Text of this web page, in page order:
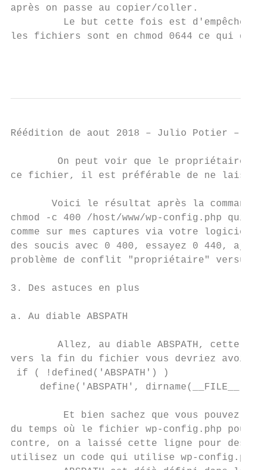
après on passe au copier/coller.
Le but cette fois est d'empêcher
les fichiers sont en chmod 0644 ce qui
Réédition de aout 2018 – Julio Potier –
On peut voir que le propriétaire,
ce fichier, il est préférable de ne laisser
Voici le résultat après la commande
chmod -c 400 /host/www/wp-config.php
comme sur mes captures via votre logiciel
des soucis avec 0​ 400​, essayez 0​ 440​,
problème de conflit "propriétaire" versus
3. Des astuces en plus
a. Au diable ABSPATH
Allez, au diable ​ABSPATH​, cette
vers la fin du fichier vous devriez avoir
if ( !​defined​(​'ABSPATH'​) )
​define​(​'ABSPATH'​, ​dirname​(__FILE__) .
Et bien sachez que vous pouvez
du temps où le fichier ​wp-config.php
contre, on a laissé cette ligne pour des
utilisez un code qui utilise ​wp-config.php​